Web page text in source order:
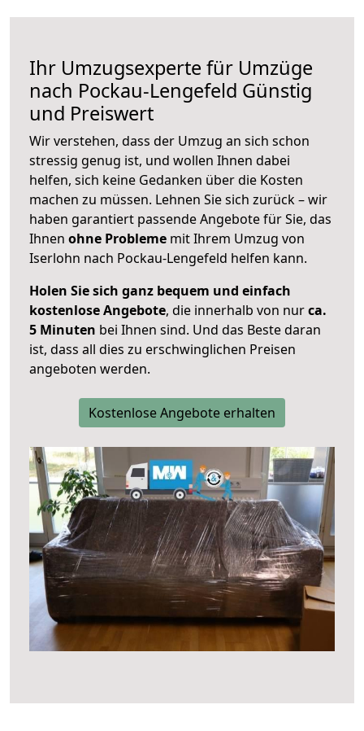
Ihr Umzugsexperte für Umzüge
nach Pockau-Lengefeld Günstig
und Preiswert
Wir verstehen, dass der Umzug an sich schon
stressig genug ist, und wollen Ihnen dabei
helfen, sich keine Gedanken über die Kosten
machen zu müssen. Lehnen Sie sich zurück – wir
haben garantiert passende Angebote für Sie, das
Ihnen ohne Probleme mit Ihrem Umzug von
Iserlohn nach Pockau-Lengefeld helfen kann.
Holen Sie sich ganz bequem und einfach
kostenlose Angebote, die innerhalb von nurca.
5 Minuten bei Ihnen sind. Und das Beste daran
ist, dass all dies zu erschwinglichen Preisen
angeboten werden.
Kostenlose Angebote erhalten